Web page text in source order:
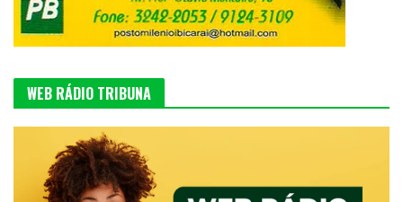
WEB RÁDIO TRIBUNA